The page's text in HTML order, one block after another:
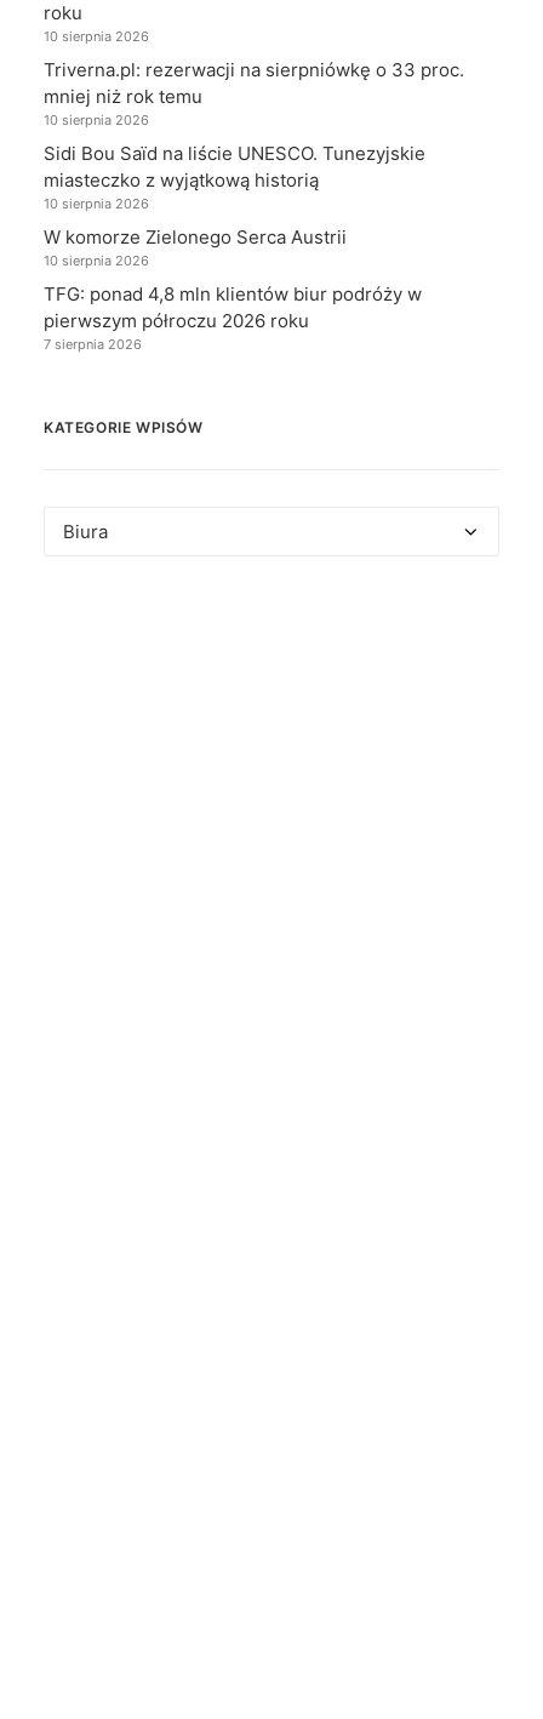
roku
10 sierpnia 2026
Triverna.pl: rezerwacji na sierpniówkę o 33 proc.
mniej niż rok temu
10 sierpnia 2026
Sidi Bou Saïd na liście UNESCO. Tunezyjskie
miasteczko z wyjątkową historią
10 sierpnia 2026
W komorze Zielonego Serca Austrii
10 sierpnia 2026
TFG: ponad 4,8 mln klientów biur podróży w
pierwszym półroczu 2026 roku
7 sierpnia 2026
KATEGORIE WPISÓW
Kategorie